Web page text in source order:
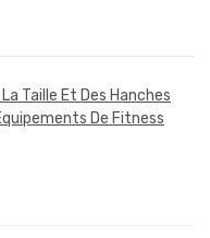
Taille Et Des Hanches
De Fitness